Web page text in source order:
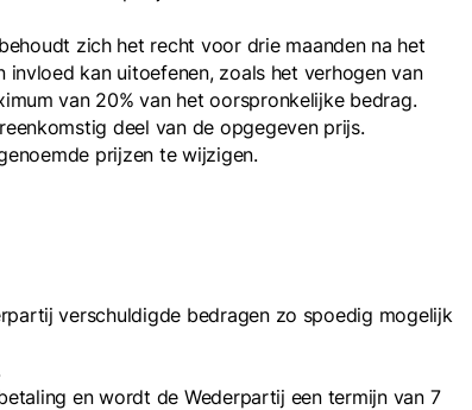
zich het recht voor drie maanden na het
kan uitoefenen, zoals het verhogen van
van 20% van het oorspronkelijke bedrag.
deel van de opgegeven prijs.
prijzen te wijzigen.
verschuldigde bedragen zo spoedig mogelijk
en wordt de Wederpartij een termijn van 7